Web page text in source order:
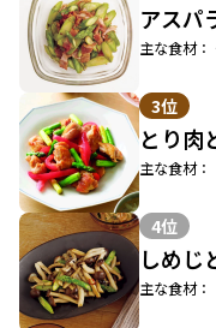
アスパ
主な食材
3位
とり肉
主な食材
4位
しめじ
主な食材